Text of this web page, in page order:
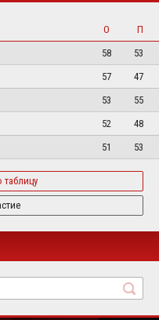
О
П
58
53
57
47
53
55
52
48
51 53